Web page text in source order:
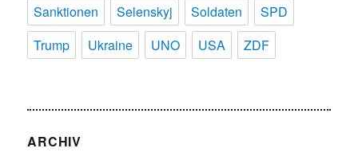
Sanktionen
Selenskyj Soldaten
SPD
Trump
Ukraine UNO USA ZDF
ARCHIV